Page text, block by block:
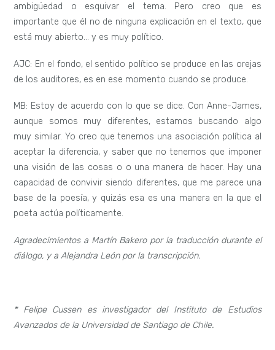
ambigüedad o esquivar el tema. Pero creo que es
importante que él no de ninguna explicación en el texto, que
está muy abierto… y es muy político.
AJC: En el fondo, el sentido político se produce en las orejas
de los auditores, es en ese momento cuando se produce.
MB: Estoy de acuerdo con lo que se dice. Con Anne-James,
aunque somos muy diferentes, estamos buscando algo
muy similar. Yo creo que tenemos una asociación política al
aceptar la diferencia, y saber que no tenemos que imponer
una visión de las cosas o o una manera de hacer. Hay una
capacidad de convivir siendo diferentes, que me parece una
base de la poesía, y quizás esa es una manera en la que el
poeta actúa políticamente.
Agradecimientos a Martín Bakero por la traducción durante el
diálogo, y a Alejandra León por la transcripción.
* Felipe Cussen es investigador del Instituto de Estudios
Avanzados de la Universidad de Santiago de Chile.